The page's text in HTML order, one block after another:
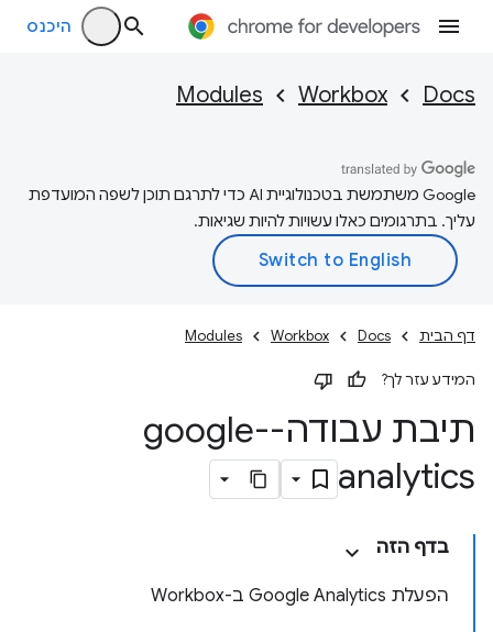
היכנס
Docs
Workbox
Modules
‫Google משתמשת בטכנולוגיית AI כדי לתרגם תוכן לשפה המועדפת
עליך. בתרגומים כאלו עשויות להיות שגיאות.
דף הבית Docs
Workbox
Modules
המידע עזר לך?
תיבת עבודה-google-
analytics
בדף הזה
הפעלת Google Analytics ב-Workbox